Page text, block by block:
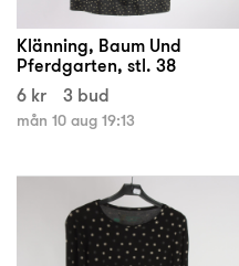
Klänning, Baum Und
Pferdgarten, stl. 38
6 kr
3 bud
mån 10 aug 19:13